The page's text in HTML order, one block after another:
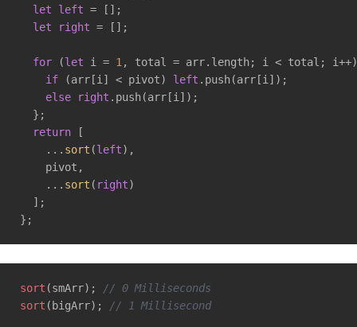
let
left = [];
let
right = [];
for (let i = 1, total = arr.length; i < total;
if (arr[i] < pivot) left .push(arr[i]);
else
right .push(arr[i]);
  };
return [
    ...
sort (left),
    pivot,
    ...
sort ( right)
  ];
sort (smArr); // 0 Milliseconds
sort (bigArr); // 1 Millisecond